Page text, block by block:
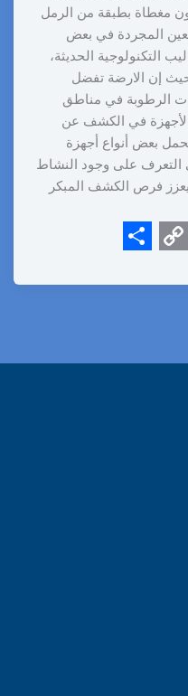
مغطاة بطبقة من الرمل
المجردة في بعض
التكنولوجية الحديثة،
إن الارضة تفضل
الرطوبة في مناطق
في الكشف عن
تحمل بعض أنواع أجهزة
على وجود النشاط
فرص الكشف المبكر
o
h